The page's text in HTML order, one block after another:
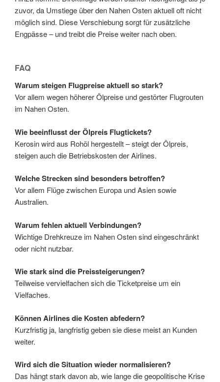
zuvor, da Umstiege über den Nahen Osten aktuell oft nicht
möglich sind. Diese Verschiebung sorgt für zusätzliche
Engpässe – und treibt die Preise weiter nach oben.
FAQ
Warum steigen Flugpreise aktuell so stark?
Vor allem wegen höherer Ölpreise und gestörter Flugrouten
im Nahen Osten.
Wie beeinflusst der Ölpreis Flugtickets?
Kerosin wird aus Rohöl hergestellt – steigt der Ölpreis,
steigen auch die Betriebskosten der Airlines.
Welche Strecken sind besonders betroffen?
Vor allem Flüge zwischen Europa und Asien sowie
Australien.
Warum fehlen aktuell Verbindungen?
Wichtige Drehkreuze im Nahen Osten sind eingeschränkt
oder nicht nutzbar.
Wie stark sind die Preissteigerungen?
Teilweise vervielfachen sich die Ticketpreise um ein
Vielfaches.
Können Airlines die Kosten abfedern?
Kurzfristig ja, langfristig geben sie diese meist an Kunden
weiter.
Wird sich die Situation wieder normalisieren?
Das hängt stark davon ab, wie lange die geopolitische Krise